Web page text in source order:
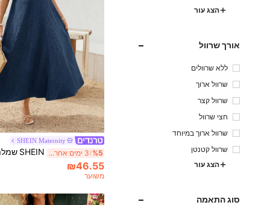
הצג עור
אורך שרוול
ללא שרוולים
שרוול ארוך
שרוול קצר
חצי שרוול
שרוול ארוך במיוחד
שרוול קטנטן
הצג עור
סוג התאמה
SHEIN Maternity
%5 3 ימים אחרונים
₪46.55
משוער